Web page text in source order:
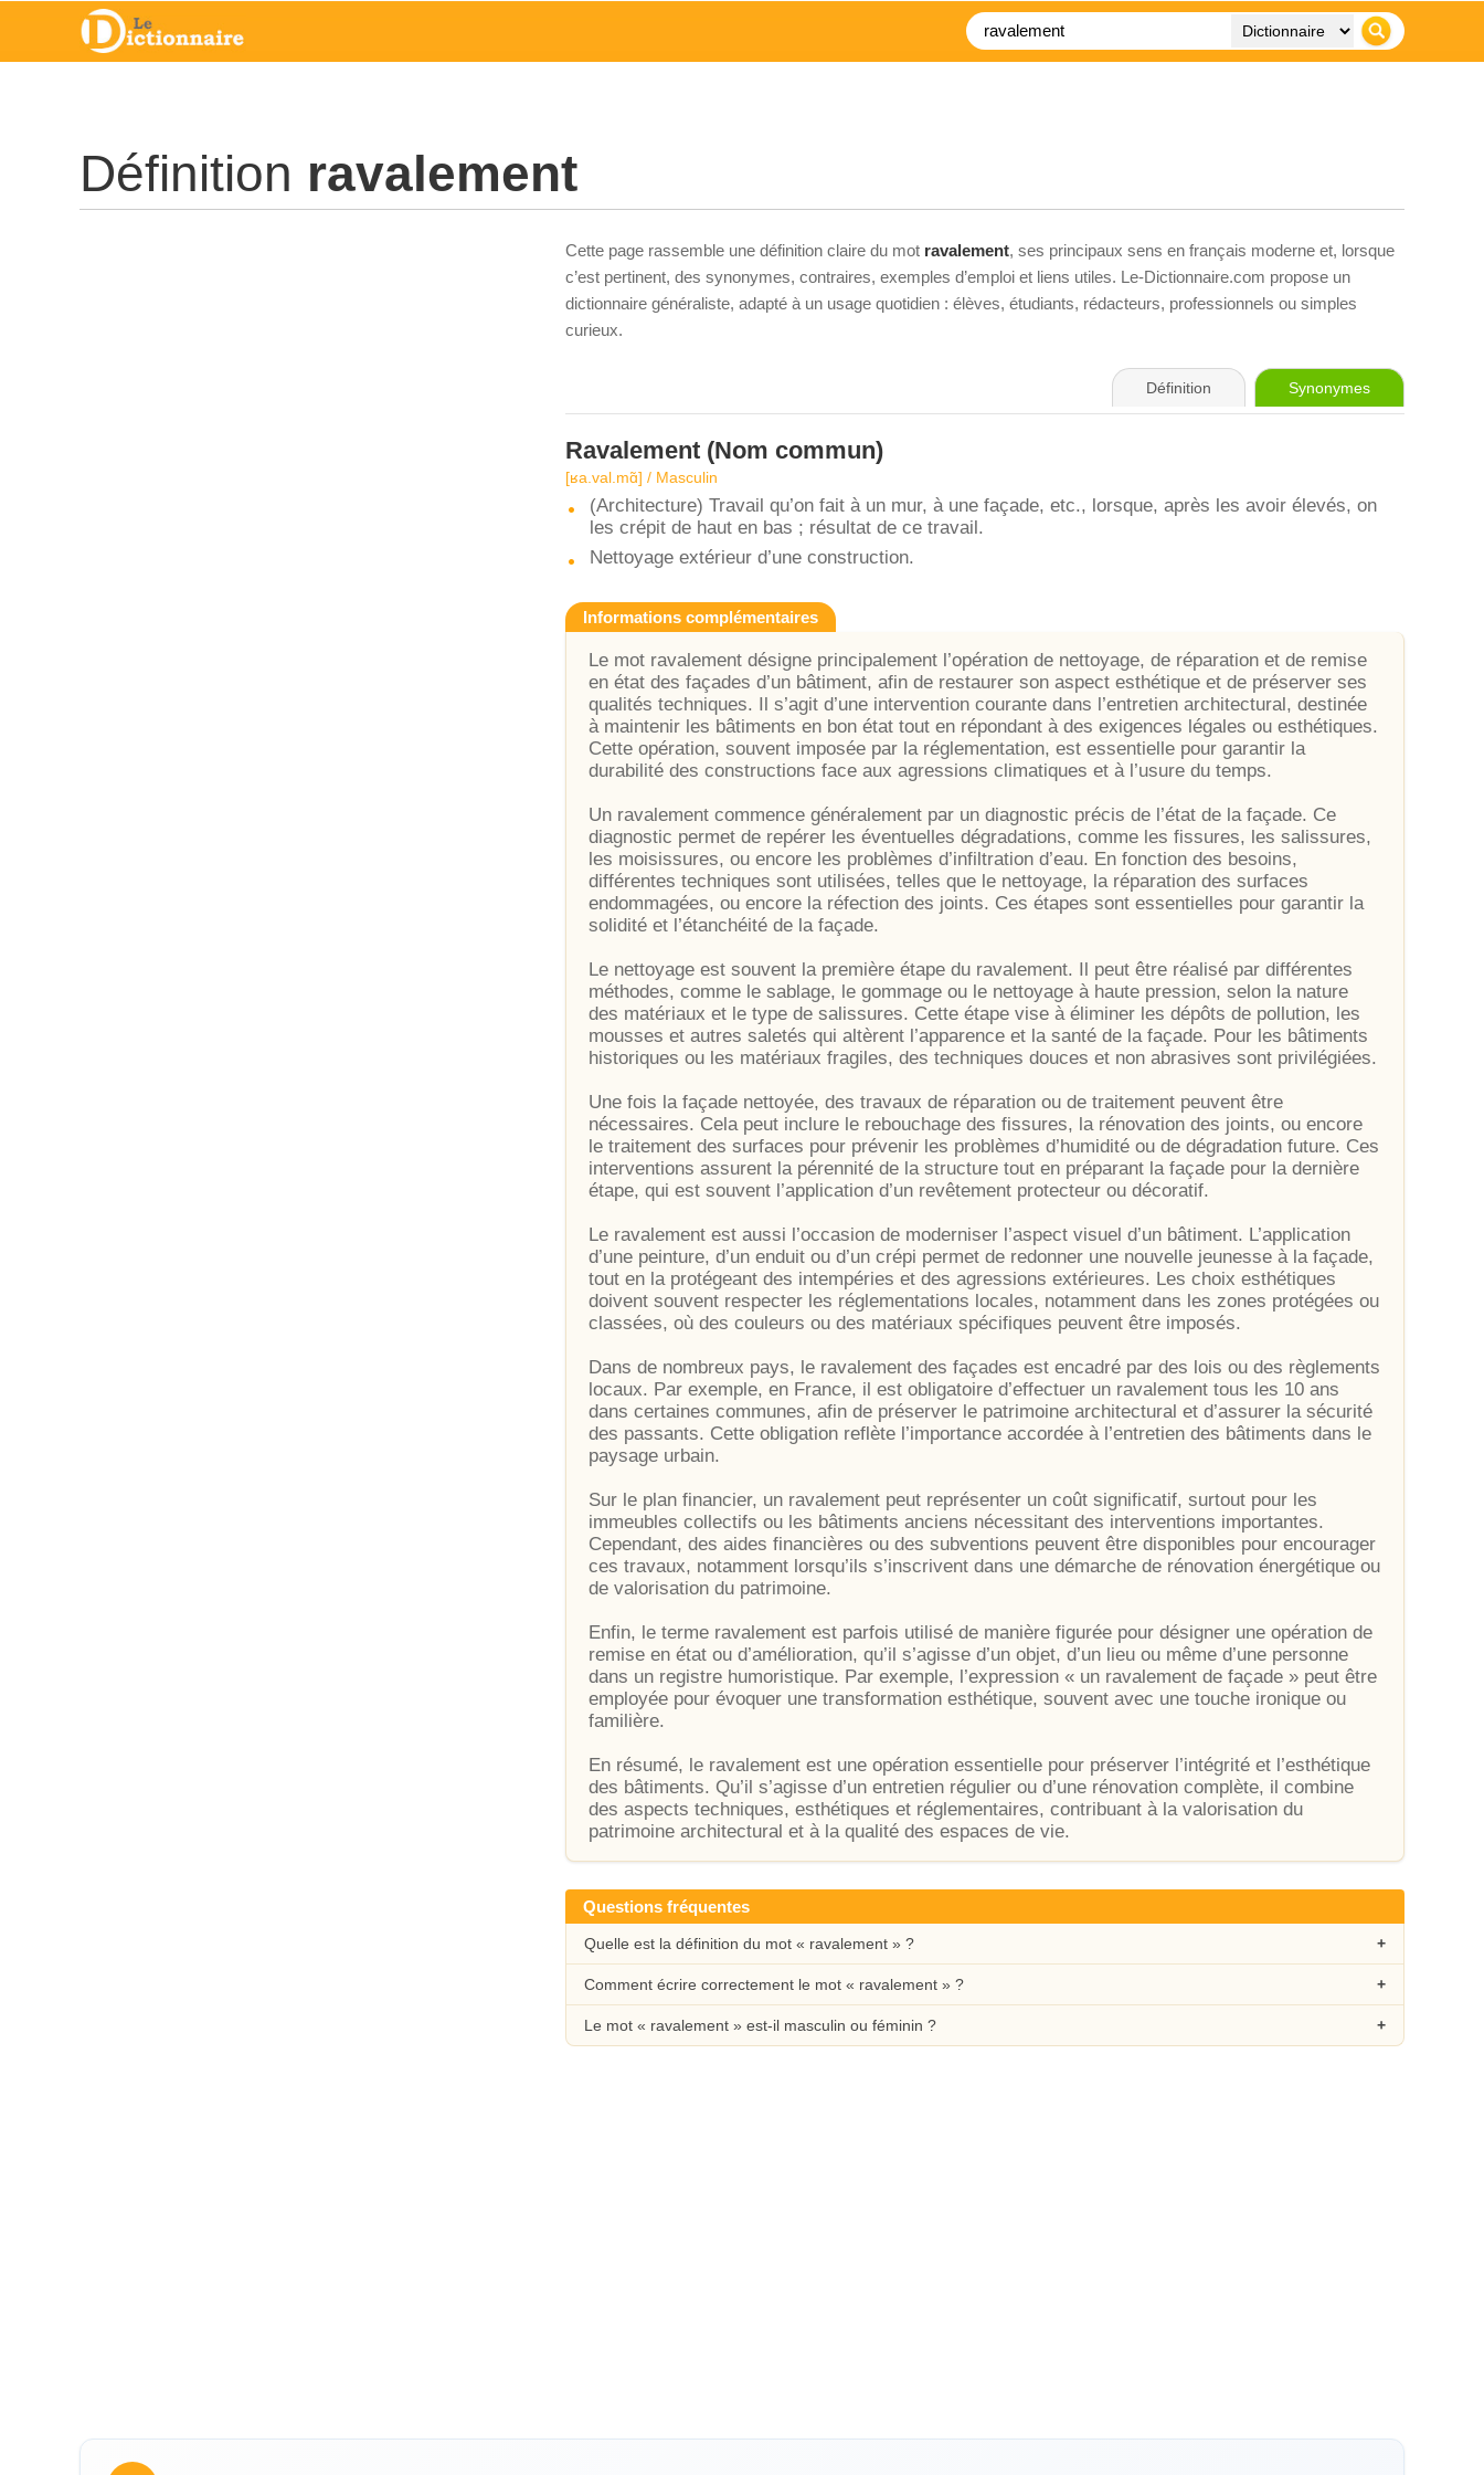
Définition ravalement
Cette page rassemble une définition claire du mot ravalement, ses principaux sens en français moderne et, lorsque
c’est pertinent, des synonymes, contraires, exemples d’emploi et liens utiles. Le-Dictionnaire.com propose un
dictionnaire généraliste, adapté à un usage quotidien : élèves, étudiants, rédacteurs, professionnels ou simples
curieux.
Définition Synonymes
Ravalement (Nom commun)
[ʁa.val.mɑ̃] / Masculin
(Architecture) Travail qu’on fait à un mur, à une façade, etc., lorsque, après les avoir élevés, on
les crépit de haut en bas ; résultat de ce travail.
Nettoyage extérieur d’une construction.
Informations complémentaires
Le mot ravalement désigne principalement l’opération de nettoyage, de réparation et de remise
en état des façades d’un bâtiment, afin de restaurer son aspect esthétique et de préserver ses
qualités techniques. Il s’agit d’une intervention courante dans l’entretien architectural, destinée
à maintenir les bâtiments en bon état tout en répondant à des exigences légales ou esthétiques.
Cette opération, souvent imposée par la réglementation, est essentielle pour garantir la
durabilité des constructions face aux agressions climatiques et à l’usure du temps.
Un ravalement commence généralement par un diagnostic précis de l’état de la façade. Ce
diagnostic permet de repérer les éventuelles dégradations, comme les fissures, les salissures,
les moisissures, ou encore les problèmes d’infiltration d’eau. En fonction des besoins,
différentes techniques sont utilisées, telles que le nettoyage, la réparation des surfaces
endommagées, ou encore la réfection des joints. Ces étapes sont essentielles pour garantir la
solidité et l’étanchéité de la façade.
Le nettoyage est souvent la première étape du ravalement. Il peut être réalisé par différentes
méthodes, comme le sablage, le gommage ou le nettoyage à haute pression, selon la nature
des matériaux et le type de salissures. Cette étape vise à éliminer les dépôts de pollution, les
mousses et autres saletés qui altèrent l’apparence et la santé de la façade. Pour les bâtiments
historiques ou les matériaux fragiles, des techniques douces et non abrasives sont privilégiées.
Une fois la façade nettoyée, des travaux de réparation ou de traitement peuvent être
nécessaires. Cela peut inclure le rebouchage des fissures, la rénovation des joints, ou encore
le traitement des surfaces pour prévenir les problèmes d’humidité ou de dégradation future. Ces
interventions assurent la pérennité de la structure tout en préparant la façade pour la dernière
étape, qui est souvent l’application d’un revêtement protecteur ou décoratif.
Le ravalement est aussi l’occasion de moderniser l’aspect visuel d’un bâtiment. L’application
d’une peinture, d’un enduit ou d’un crépi permet de redonner une nouvelle jeunesse à la façade,
tout en la protégeant des intempéries et des agressions extérieures. Les choix esthétiques
doivent souvent respecter les réglementations locales, notamment dans les zones protégées ou
classées, où des couleurs ou des matériaux spécifiques peuvent être imposés.
Dans de nombreux pays, le ravalement des façades est encadré par des lois ou des règlements
locaux. Par exemple, en France, il est obligatoire d’effectuer un ravalement tous les 10 ans
dans certaines communes, afin de préserver le patrimoine architectural et d’assurer la sécurité
des passants. Cette obligation reflète l’importance accordée à l’entretien des bâtiments dans le
paysage urbain.
Sur le plan financier, un ravalement peut représenter un coût significatif, surtout pour les
immeubles collectifs ou les bâtiments anciens nécessitant des interventions importantes.
Cependant, des aides financières ou des subventions peuvent être disponibles pour encourager
ces travaux, notamment lorsqu’ils s’inscrivent dans une démarche de rénovation énergétique ou
de valorisation du patrimoine.
Enfin, le terme ravalement est parfois utilisé de manière figurée pour désigner une opération de
remise en état ou d’amélioration, qu’il s’agisse d’un objet, d’un lieu ou même d’une personne
dans un registre humoristique. Par exemple, l’expression « un ravalement de façade » peut être
employée pour évoquer une transformation esthétique, souvent avec une touche ironique ou
familière.
En résumé, le ravalement est une opération essentielle pour préserver l’intégrité et l’esthétique
des bâtiments. Qu’il s’agisse d’un entretien régulier ou d’une rénovation complète, il combine
des aspects techniques, esthétiques et réglementaires, contribuant à la valorisation du
patrimoine architectural et à la qualité des espaces de vie.
Questions fréquentes
Quelle est la définition du mot « ravalement » ?
Comment écrire correctement le mot « ravalement » ?
Le mot « ravalement » est-il masculin ou féminin ?